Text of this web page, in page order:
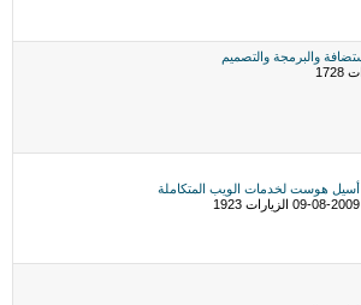
أسيل هوست لخدمات الويب المتكاملة
09-08-2009 الزيارات 1923